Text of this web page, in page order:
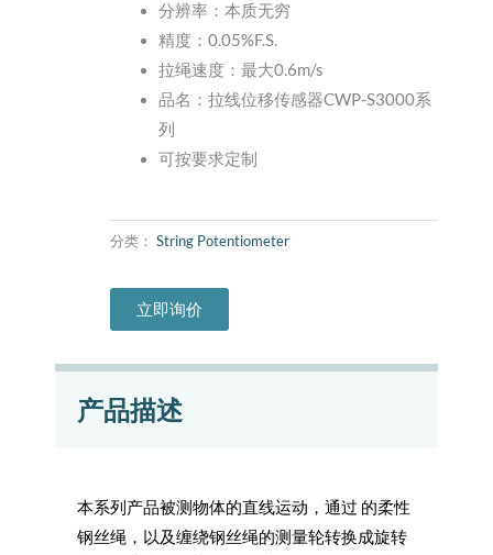
分辨率：本质无穷
精度：0.05%F.S.
拉绳速度：最大0.6m/s
品名：拉线位移传感器CWP-S3000系
列
可按要求定制
分类： String Potentiometer
立即询价
产品描述
本系列产品被测物体的直线运动，通过 的柔性
钢丝绳，以及缠绕钢丝绳的测量轮转换成旋转